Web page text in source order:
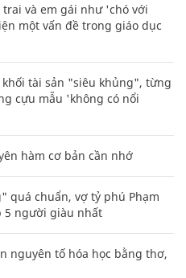
và em gái như 'chó với
một vấn đề trong giáo dục
tài sản "siêu khủng", từng
cựu mẫu 'không có nổi
hàm cơ bản cần nhớ
quá chuẩn, vợ tỷ phú Phạm
5 người giàu nhất
nguyên tố hóa học bằng thơ,